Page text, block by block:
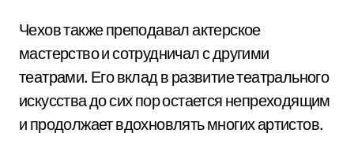
Чехов также преподавал актерское
мастерство и сотрудничал с другими
театрами. Его вклад в развитие театрального
искусства до сих пор остается непреходящим
и продолжает вдохновлять многих артистов.